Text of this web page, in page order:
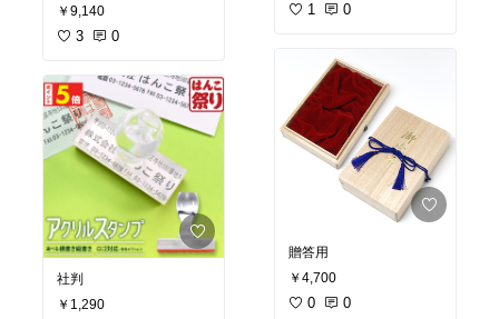
￥9,140
3 0
社判
￥1,290
1 0
贈答用
￥4,700
0 0